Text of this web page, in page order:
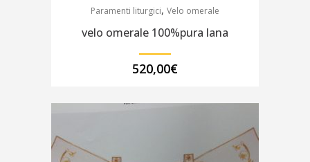
Paramenti liturgici, Velo omerale
velo omerale 100%pura lana
520,00€